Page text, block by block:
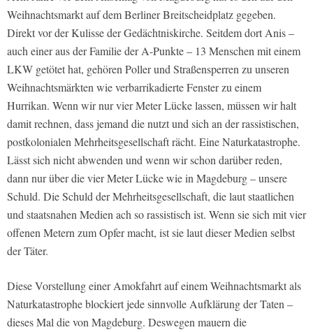
Weihnachtsmarkt auf dem Berliner Breitscheidplatz gegeben.
Direkt vor der Kulisse der Gedächtniskirche. Seitdem dort Anis –
auch einer aus der Familie der A-Punkte – 13 Menschen mit einem
LKW getötet hat, gehören Poller und Straßensperren zu unseren
Weihnachtsmärkten wie verbarrikadierte Fenster zu einem
Hurrikan. Wenn wir nur vier Meter Lücke lassen, müssen wir halt
damit rechnen, dass jemand die nutzt und sich an der rassistischen,
postkolonialen Mehrheitsgesellschaft rächt. Eine Naturkatastrophe.
Lässt sich nicht abwenden und wenn wir schon darüber reden,
dann nur über die vier Meter Lücke wie in Magdeburg – unsere
Schuld. Die Schuld der Mehrheitsgesellschaft, die laut staatlichen
und staatsnahen Medien ach so rassistisch ist. Wenn sie sich mit vier
offenen Metern zum Opfer macht, ist sie laut dieser Medien selbst
der Täter.
Diese Vorstellung einer Amokfahrt auf einem Weihnachtsmarkt als
Naturkatastrophe blockiert jede sinnvolle Aufklärung der Taten –
dieses Mal die von Magdeburg. Deswegen mauern die